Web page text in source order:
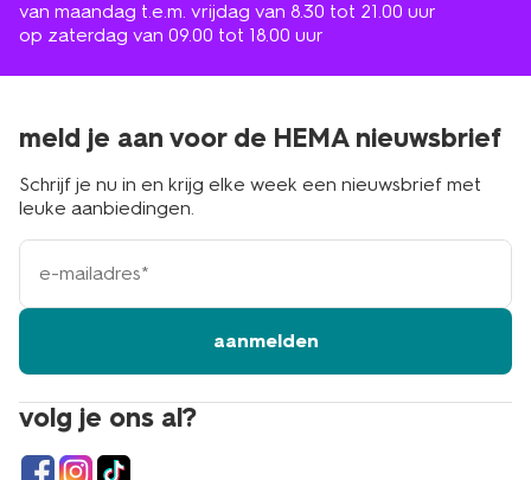
van maandag t.e.m. vrijdag van 8.30 tot 21.00 uur
op zaterdag van 09.00 tot 18.00 uur
volg je ons al?
meld je aan voor de HEMA nieuwsbrief
Schrijf je nu in en krijg elke week een nieuwsbrief met
leuke aanbiedingen.
e-
mailadres
aanmelden